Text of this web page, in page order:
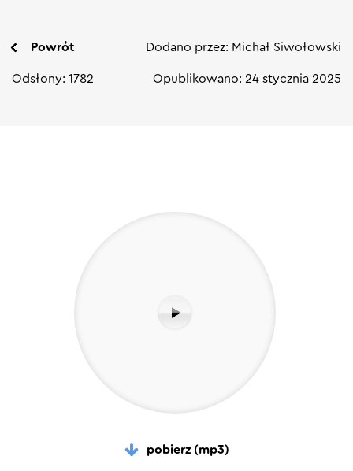
Powrót Dodano przez: Michał Siwołowski
Odsłony: 1782 Opublikowano: 24 stycznia 2025
pobierz (mp3)